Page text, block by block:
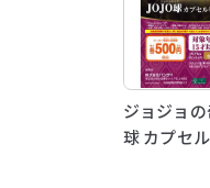
ジョジョ
球 カプセ